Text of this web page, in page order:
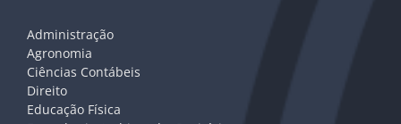
Administração
Agronomia
Ciências Contábeis
Direito
Educação Física